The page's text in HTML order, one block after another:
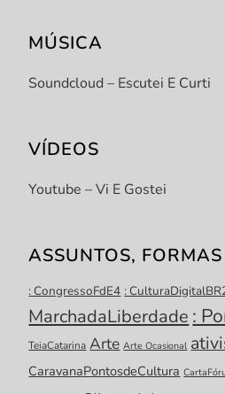
MÚSICA
Soundcloud – Escutei E Curti
VÍDEOS
Youtube – Vi E Gostei
ASSUNTOS,
: CongressoFdE4 :
MarchadaLiberdade :
TeiaCatarina Arte Arte Ocasional
CaravanaPontosdeCultura